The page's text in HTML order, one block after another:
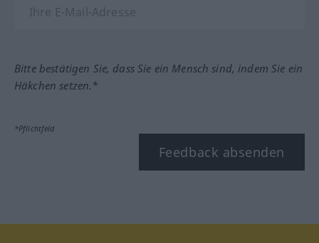
Bitte bestätigen Sie, dass Sie ein Mensch sind, indem Sie ein
Häkchen setzen.*
*Pflichtfeld
Feedback absenden